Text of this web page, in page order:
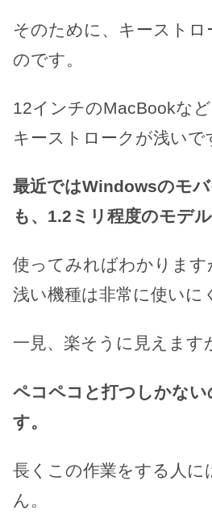
そのために、キーストロ
のです。
12インチのMacBookな
キーストロークが浅いで
最近ではWindowsのモ
も、1.2ミリ程度のモデ
使ってみればわかりま
浅い機種は非常に使いに
一見、楽そうに見えます
ペコペコと打つしかない
す。
長くこの作業をする人に
ん。